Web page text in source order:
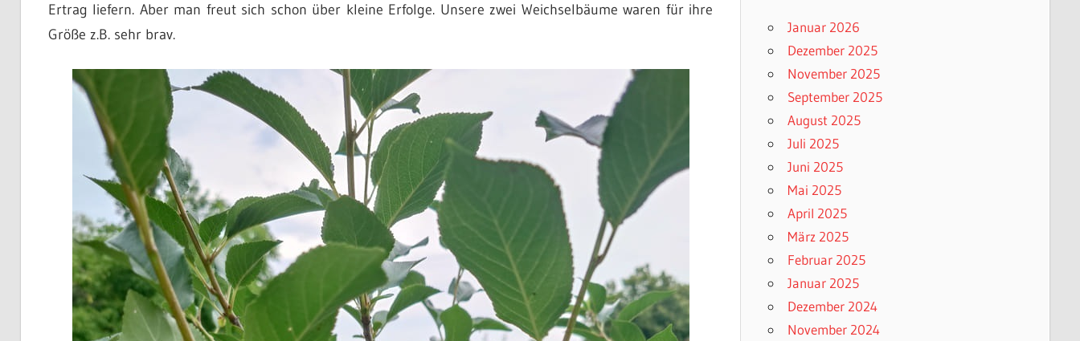
Ertrag liefern. Aber man freut sich schon über kleine Erfolge. Unsere zwei Weichselbäume waren für ihre
Größe z.B. sehr brav.
Januar 2026
Dezember 2025
November 2025
September 2025
August 2025
Juli 2025
Juni 2025
Mai 2025
April 2025
März 2025
Februar 2025
Januar 2025
Dezember 2024
November 2024